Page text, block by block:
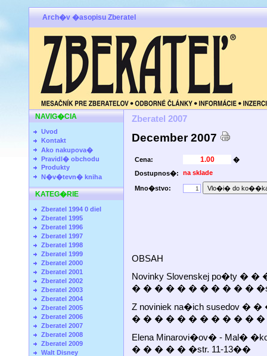
Arch�v �asopisu Zberatel
NAVIG�CIA
Uvod
Kontakt
Ako nakupova�
Pravidl� obchodu
Produkty
N�v�tevn� kniha
KATEG�RIE
Zberatel 1994 0 diel
Zberatel 1995
Zberatel 1996
Zberatel 1997
Zberatel 1998
Zberatel 1999
Zberatel 2000
Zberatel 2001
Zberatel 2002
Zberatel 2003
Zberatel 2004
Zberatel 2005
Zberatel 2006
Zberatel 2007
Zberatel 2008
Zberatel 2009
Walt Disney
Zberatel 2007
December 2007
Cena:
�
Dostupnos�:
na sklade
Mno�stvo:
OBSAH
Novinky Slovenskej
� � � � � � � � � � �
Z noviniek na�ich
� � � � � � � � � � � � �
Elena Minarovi�ov� - Mal�
� � � � � �str. 11-13��